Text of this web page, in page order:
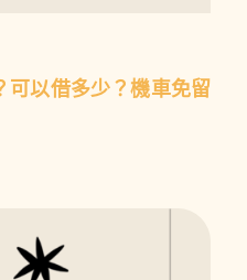
可以借多少？機車免留